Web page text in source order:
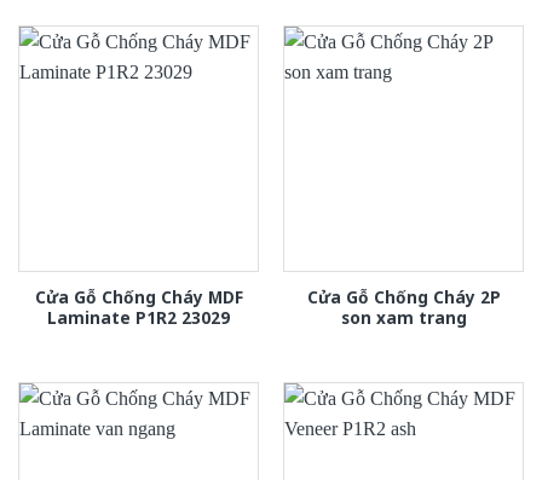
Cửa Gỗ Chống Cháy MDF
Laminate P1R2 23029
Cửa Gỗ Chống Cháy 2P
son xam trang